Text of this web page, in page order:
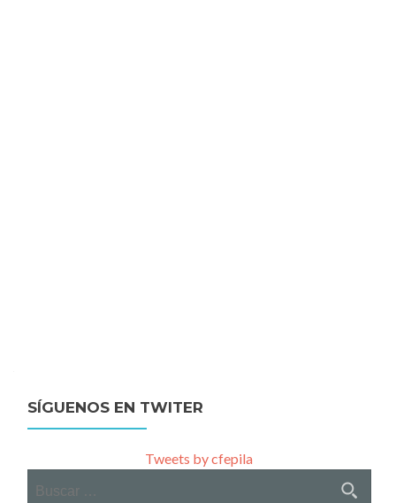
SÍGUENOS EN TWITER
Tweets by cfepila